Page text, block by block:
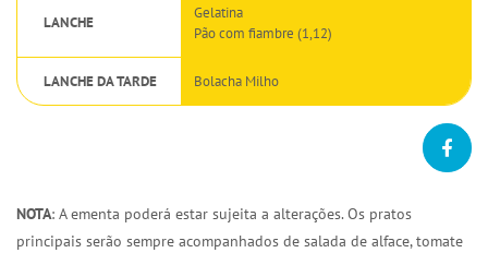
LANCHE
Gelatina
Pão com fiambre (1,12)
LANCHE DA TARDE Bolacha Milho
NOTA: A ementa poderá estar sujeita a alterações. Os pratos
principais serão sempre acompanhados de salada de alface, tomate